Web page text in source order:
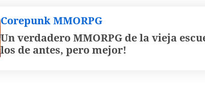
Corepunk MMORPG
Un verdadero MMORPG de la vieja
los de antes, pero mejor!